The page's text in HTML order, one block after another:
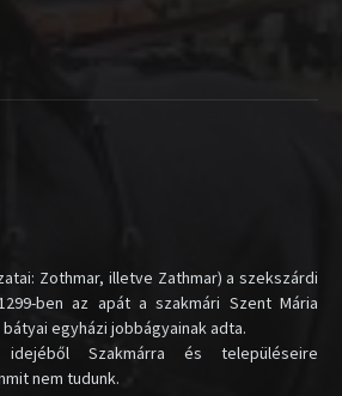
Zothmar, illetve Zathmar) a szekszárdi
ben az apát a szakmári Szent Mária
egyházi jobbágyainak adta.
Szakmárra és településeire
nem tudunk.